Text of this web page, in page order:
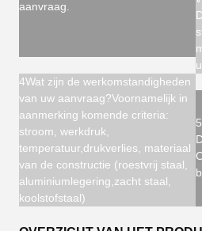
aanvraag.
4Wat zijn de werkomstandigheden
van uw aanvraag?Voornamelijk in
aanmerking komende criteria:
stroom, werkdruk,
temperatuur,drukverlies, materiaal
van de constructie (roestvrij staal,
aluminiumlegering,zacht staal,
koolstofstaal)